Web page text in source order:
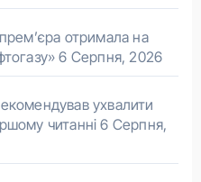
отримала на
6 Серпня, 2026
ухвалити
читанні 6 Серпня,